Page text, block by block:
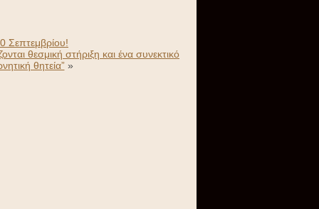
Σεπτεμβρίου!
θεσμική στήριξη και ένα συνεκτικό
θητεία”»